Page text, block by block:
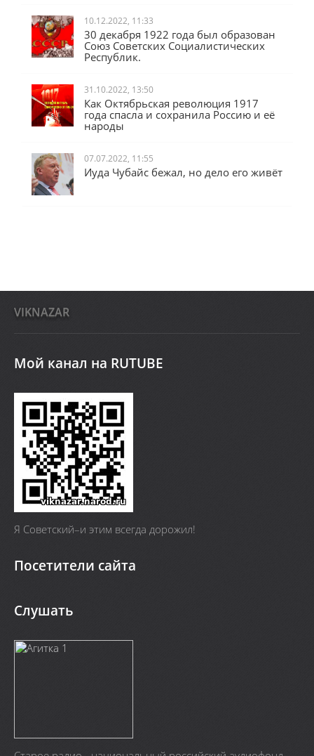
10.12.2022, 11:33
30 декабря 1922 года был образован
Союз Советских Социалистических
Республик.
31.10.2022, 13:50
Как Октябрьская революция 1917
года спасла и сохранила Россию и её
народы
07.07.2022, 11:55
Иуда Чубайс бежал, но дело его живёт
VIKNAZAR
Мой канал на RUTUBE
Я Cоветский–и этим всегда дорожил!
Посетители сайта
Слушать